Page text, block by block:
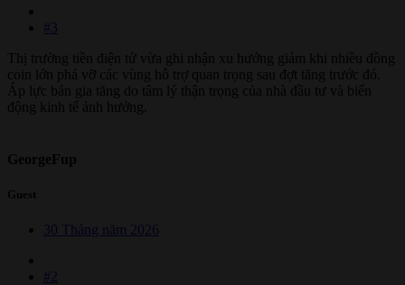
#3
Thị trường tiền điện tử vừa ghi nhận xu hướng giảm khi nhiều đồng
coin lớn phá vỡ các vùng hỗ trợ quan trọng sau đợt tăng trước đó.
Áp lực bán gia tăng do tâm lý thận trọng của nhà đầu tư và biến
động kinh tế ảnh hưởng.
GeorgeFup
Guest
30 Tháng năm 2026
#2